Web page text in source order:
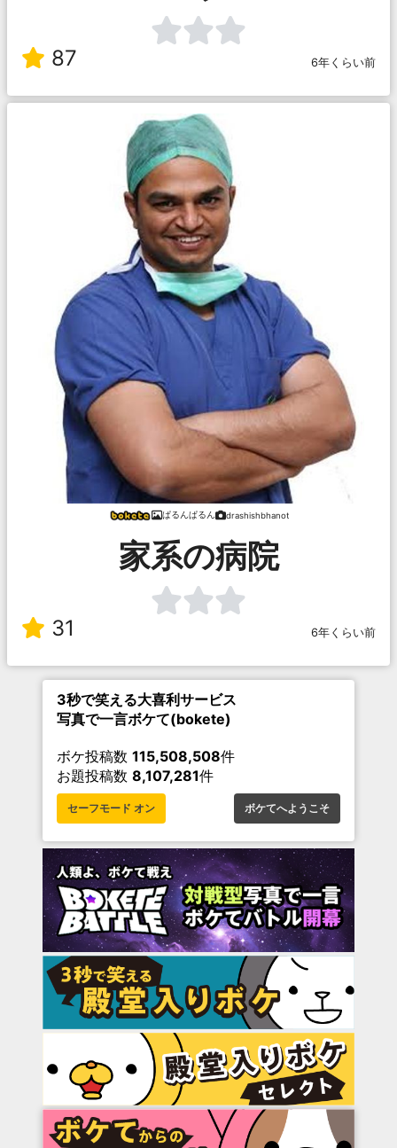
87 6年くらい前
ぱるんぱるん drashishbhanot
家系の病院
31 6年くらい前
3秒で笑える大喜利サービス
写真で一言ボケて(bokete)
ボケ投稿数 115,508,508件
お題投稿数 8,107,281件
セーフモード オン ボケてへようこそ